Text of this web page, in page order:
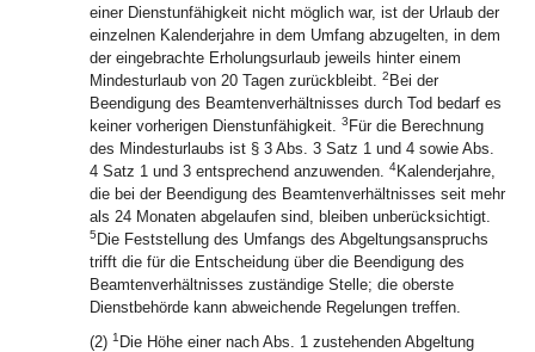
einer Dienstunfähigkeit nicht möglich war, ist der Urlaub der
einzelnen Kalenderjahre in dem Umfang abzugelten, in dem
der eingebrachte Erholungsurlaub jeweils hinter einem
Mindesturlaub von 20 Tagen zurückbleibt. 2 Bei der
Beendigung des Beamtenverhältnisses durch Tod bedarf es
keiner vorherigen Dienstunfähigkeit. 3 Für die Berechnung
des Mindesturlaubs ist § 3 Abs. 3 Satz 1 und 4 sowie Abs.
4 Satz 1 und 3 entsprechend anzuwenden. 4Kalenderjahre,
die bei der Beendigung des Beamtenverhältnisses seit mehr
als 24 Monaten abgelaufen sind, bleiben unberücksichtigt.
5 Die Feststellung des Umfangs des Abgeltungsanspruchs
trifft die für die Entscheidung über die Beendigung des
Beamtenverhältnisses zuständige Stelle; die oberste
Dienstbehörde kann abweichende Regelungen treffen.
(2) 1 Die Höhe einer nach Abs. 1 zustehenden Abgeltung